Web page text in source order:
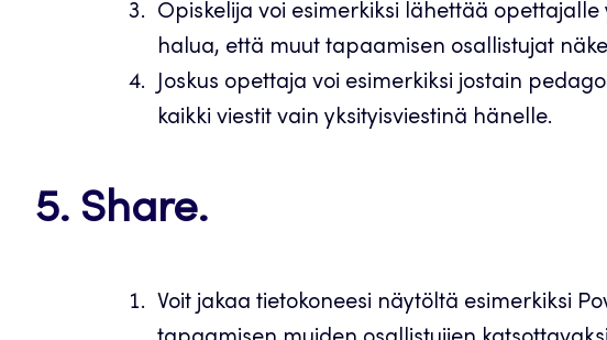
Opiskelija voi esimerkiksi lähettää opettajalle
halua, että muut tapaamisen osallistujat
Joskus opettaja voi esimerkiksi jostain
kaikki viestit vain yksityisviestinä hänelle.
5. Share.
Voit jakaa tietokoneesi näytöltä esimerkiksi